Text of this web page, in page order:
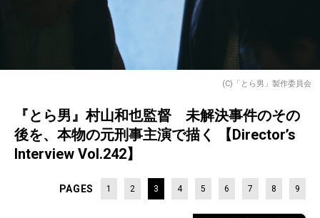
(C)「とら男」製作委員会
『とら男』村山和也監督 未解決事件のその
後を、本物の元刑事主演で描く 【Director’s
Interview Vol.242】
PAGES 1 2 3 4 5 6 7 8 9